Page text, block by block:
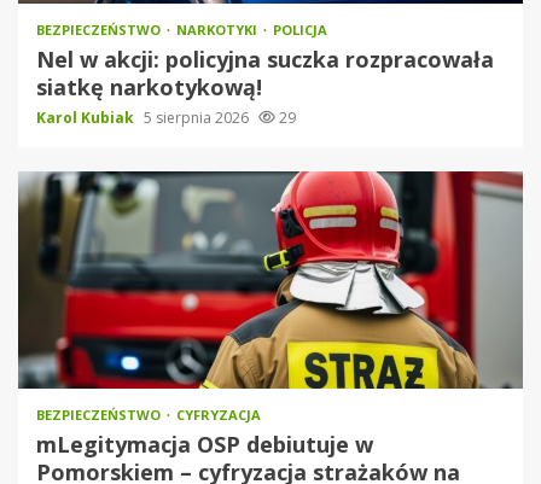
BEZPIECZEŃSTWO NARKOTYKI POLICJA
Nel w akcji: policyjna suczka rozpracowała
siatkę narkotykową!
Karol Kubiak 5 sierpnia 2026 29
BEZPIECZEŃSTWO CYFRYZACJA
mLegitymacja OSP debiutuje w
Pomorskiem – cyfryzacja strażaków na